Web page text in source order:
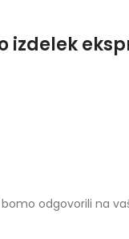
izdelek
odgovorili na